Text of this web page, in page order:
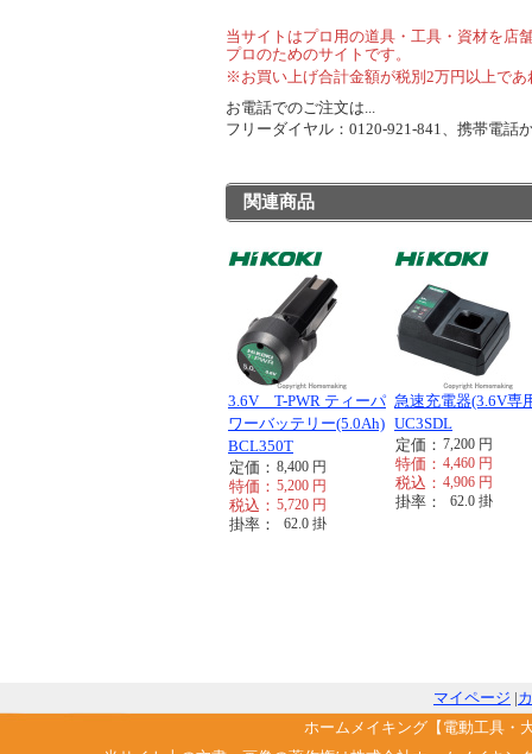
当サイトはプロ用の道具・工具・資材を店
プロのためのサイトです。
※お買い上げ合計金額が税別2万円以上で
お電話でのご注文は...
フリーダイヤル：0120-921-841、携帯電
関連商品
3.6V T-PWR ティーパ
ワーバッテリー(5.0Ah)
BCL350T
定価： 8,400 円
特価： 5,200 円
税込： 5,720 円
掛率： 62.0 掛
急速充電器(3.6V専
UC3SDL
定価： 7,200 円
特価： 4,460 円
税込： 4,906 円
掛率： 62.0 掛
マイページ |
ホームメイキング【電動工具・